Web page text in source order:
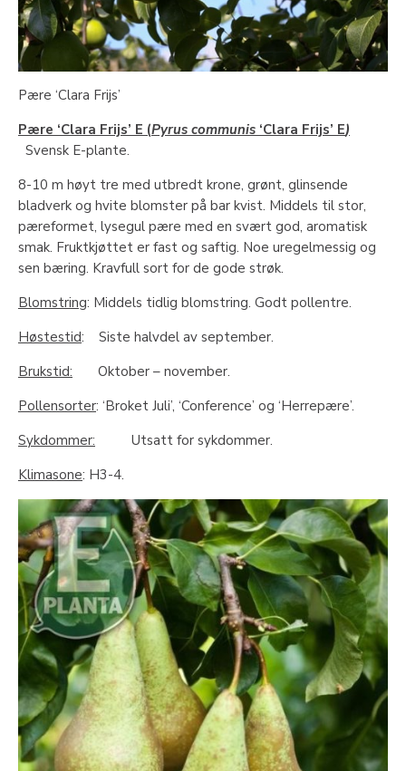
Pære ‘Clara Frijs’
Pære ‘Clara Frijs’ E (Pyrus communis ‘Clara Frijs’ E)
Svensk E-plante.
8-10 m høyt tre med utbredt krone, grønt, glinsende
bladverk og hvite blomster på bar kvist. Middels til stor,
pæreformet, lysegul pære med en svært god, aromatisk
smak. Fruktkjøttet er fast og saftig. Noe uregelmessig og
sen bæring. Kravfull sort for de gode strøk.
Blomstring: Middels tidlig blomstring. Godt pollentre.
Høstestid: Siste halvdel av september.
Brukstid: Oktober – november.
Pollensorter: ‘Broket Juli’, ‘Conference’ og ‘Herrepære’.
Sykdommer: Utsatt for sykdommer.
Klimasone: H3-4.